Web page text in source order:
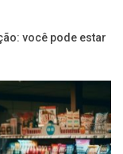
você pode estar